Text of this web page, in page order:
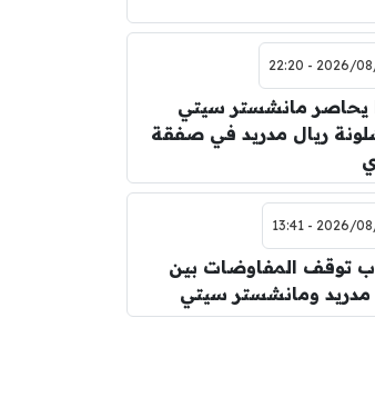
2026/08/06 -
يحاصر مانشستر سيتي
ريال مدريد في صفقة
2026/08/06 -
توقف المفاوضات بين
مدريد ومانشستر سيتي